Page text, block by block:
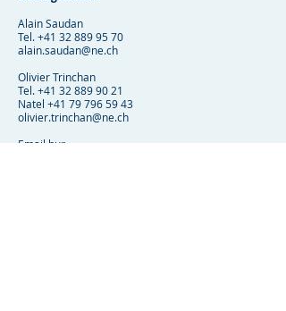
Alain Saudan
Tel. +41 32 889 95 70
alain.saudan@ne.ch
Olivier Trinchan
Tel. +41 32 889 90 21
Natel +41 79 796 59 43
olivier.trinchan@ne.ch
Email bur.